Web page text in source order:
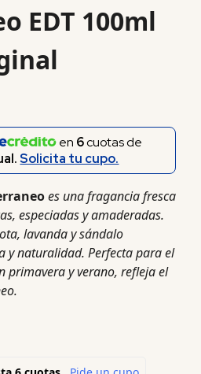
EDT 100ml
en 6cuotas de
Solicita tu cupo.
es una fragancia fresca
especiadas y amaderadas.
lavanda y sándalo
y naturalidad. Perfecta para el
primavera y verano, refleja el